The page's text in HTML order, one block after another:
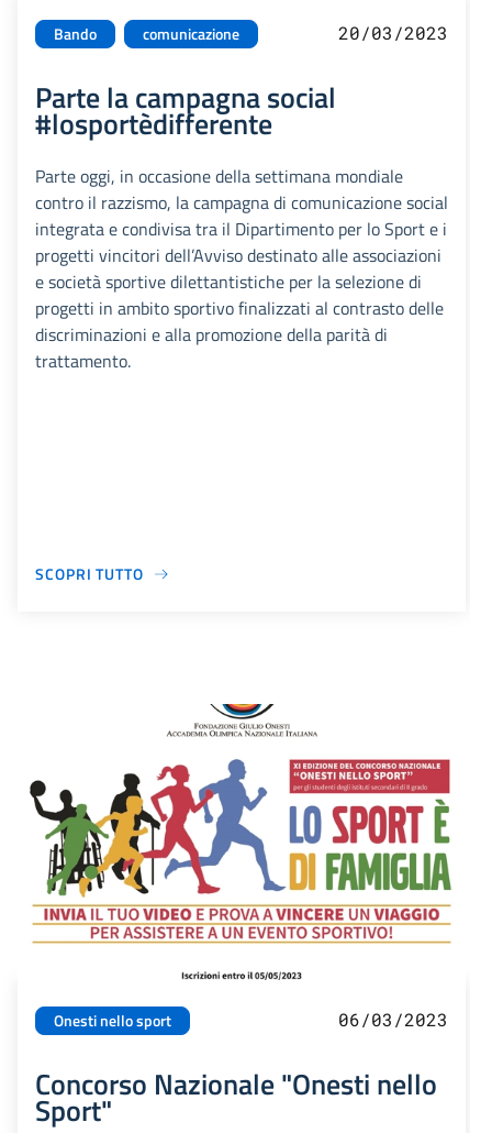
Bando comunicazione 20/03/2023
Parte la campagna social
#losportèdifferente
Parte oggi, in occasione della settimana mondiale
contro il razzismo, la campagna di comunicazione social
integrata e condivisa tra il Dipartimento per lo Sport e i
progetti vincitori dell’Avviso destinato alle associazioni
e società sportive dilettantistiche per la selezione di
progetti in ambito sportivo finalizzati al contrasto delle
discriminazioni e alla promozione della parità di
trattamento.
SCOPRI TUTTO
Onesti nello sport 06/03/2023
Concorso Nazionale "Onesti nello
Sport"